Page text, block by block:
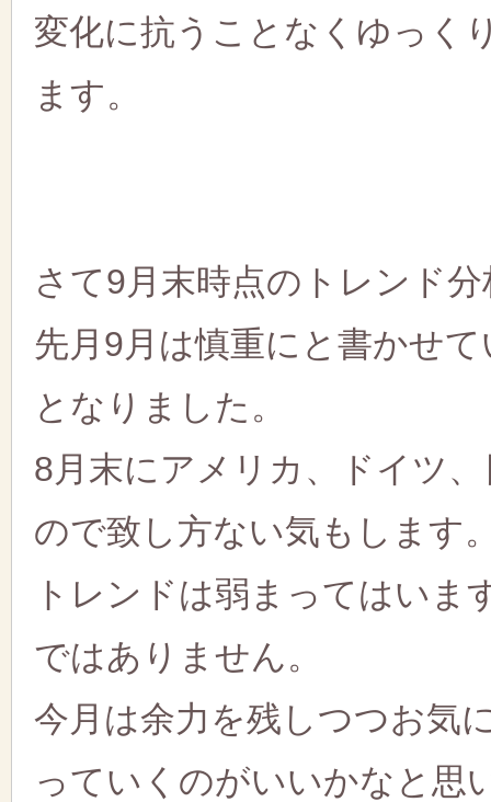
変化に抗うことなくゆっく
ます。
さて9月末時点のトレンド
先月9月は慎重にと書かせ
となりました。
8月末にアメリカ、ドイツ
ので致し方ない気もします
トレンドは弱まってはいま
ではありません。
今月は余力を残しつつお気
っていくのがいいかなと思